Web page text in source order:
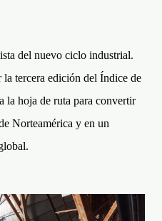
del nuevo ciclo industrial.
tercera edición del Índice de
hoja de ruta para convertir
Norteamérica y en un